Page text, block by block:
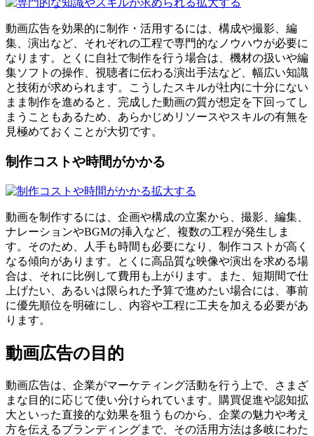
拡大する
動画広告を効果的に制作・活用するには、構成や撮影、編
集、演出など、それぞれの工程で専門的なノウハウが必要に
なります。とくに自社で制作を行う場合は、機材の扱いや編
集ソフトの操作、視聴者に伝わる演出手法など、幅広い知識
と技術が求められます。こうしたスキルが社内に十分にない
まま制作を進めると、完成した動画の質が想定を下回ってし
まうこともあるため、あらかじめリソースやスキルの有無を
見極めておくことが大切です。
制作コストや時間がかかる
拡大する
動画を制作するには、企画や構成の立案から、撮影、編集、
ナレーションやBGMの挿入など、複数の工程が発生しま
す。そのため、人手も時間も必要になり、制作コストが高く
なる傾向があります。とくに高品質な映像や演出を求める場
合は、それに比例して費用も上がります。また、短期間で仕
上げたい、あるいは限られた予算で進めたい場合には、事前
に優先順位を明確にし、内容や工程に工夫を加える必要があ
ります。
動画広告の目的
動画広告は、企業がマーケティング活動を行う上で、さまざ
まな目的に応じて使い分けられています。購買促進や認知拡
大といった直接的な効果を狙うものから、企業の魅力や考え
方を伝えるブランディングまで、その活用方法は多岐にわた